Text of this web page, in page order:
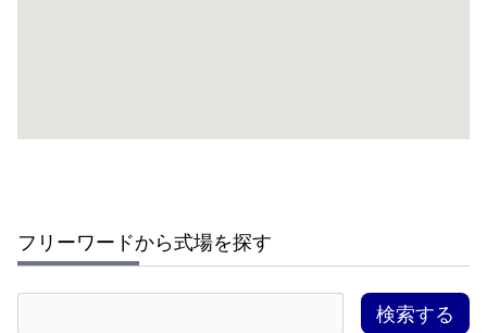
フリーワードから式場を探す